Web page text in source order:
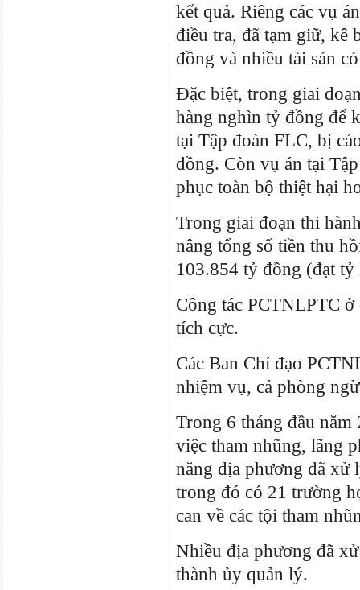
kết quả. Riêng các vụ
điều tra, đã tạm giữ, kê
đồng và nhiều tài sản
Đặc biệt, trong giai
hàng nghìn tỷ đồng để
tại Tập đoàn FLC, bị
đồng. Còn vụ án tại
phục toàn bộ thiệt hại
Trong giai đoạn thi
nâng tổng số tiền thu
103.854 tỷ đồng (đạt
Công tác PCTNLPTC
tích cực.
Các Ban Chỉ đạo
nhiệm vụ, cả phòng
Trong 6 tháng đầu năm
việc tham nhũng, lãng
năng địa phương đã xử
trong đó có 21 trường
can về các tội tham
Nhiều địa phương đã
thành ủy quản lý.